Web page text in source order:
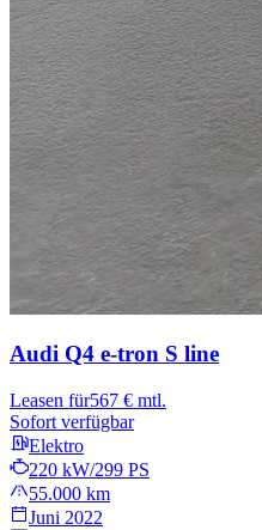
Audi Q4 e-tron S line
Leasen für567 € mtl.
Sofort verfügbar
Elektro
220 kW/299 PS
55.000 km
Juni 2022